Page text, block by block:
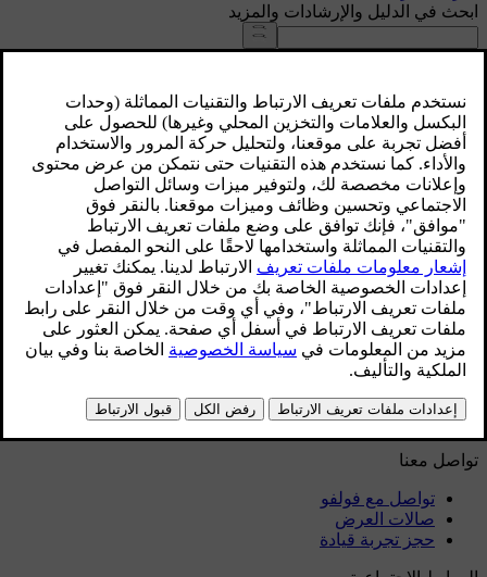
ابحث في الدليل والإرشادات والمزيد
دليل الاستخدام
برامج السيارة
الأجزاء الداخلية
خارجي
المعلومات التنظيمية
قم بتنزيل التطبيق
الاطلاع على آخر تحديثات البرامج